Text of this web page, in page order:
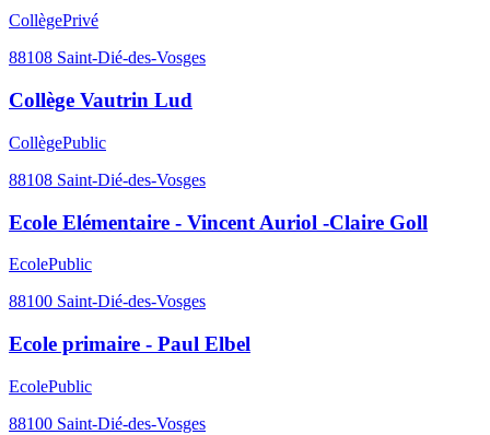
CollègePrivé
88108 Saint-Dié-des-Vosges
Collège Vautrin Lud
CollègePublic
88108 Saint-Dié-des-Vosges
Ecole Elémentaire - Vincent Auriol -Claire Goll
EcolePublic
88100 Saint-Dié-des-Vosges
Ecole primaire - Paul Elbel
EcolePublic
88100 Saint-Dié-des-Vosges